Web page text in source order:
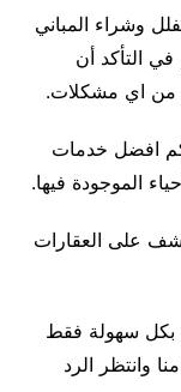
وشراء المباني
التأكد أن
من اي مشكلات.
افضل خدمات
الموجودة فيها.
على العقارات
بكل سهولة فقط
وانتظر الرد